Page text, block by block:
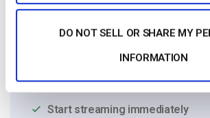
DO NOT SELL OR SHARE MY
INFORMATION
Free 14-Day Trial
Start streaming immediately